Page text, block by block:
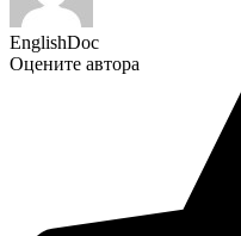
EnglishDoc
Оцените автора